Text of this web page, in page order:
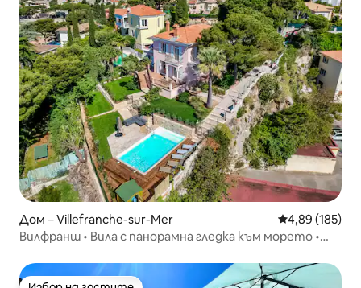
Дом – Villefranche-sur-Mer Средна
4,89 (185)
Вилфранш • Вила с панорамна гледка към морето •